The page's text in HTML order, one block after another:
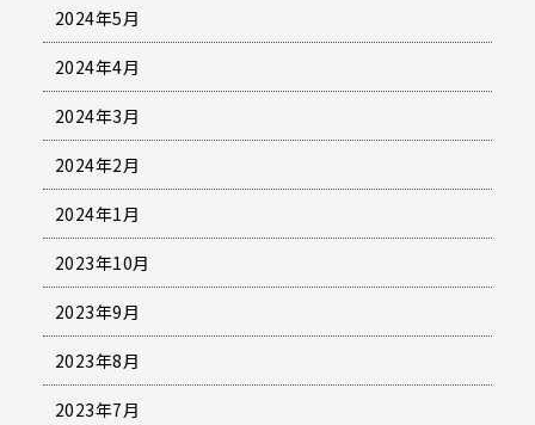
2024年5月
2024年4月
2024年3月
2024年2月
2024年1月
2023年10月
2023年9月
2023年8月
2023年7月